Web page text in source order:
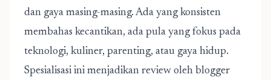
dan gaya masing-masing. Ada yang konsisten
membahas kecantikan, ada pula yang fokus pada
teknologi, kuliner, parenting, atau gaya hidup.
Spesialisasi ini menjadikan review oleh blogger